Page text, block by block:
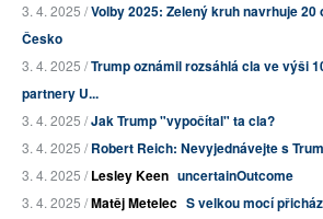
3. 4. 2025 /Volby 2025: Zelený kruh navrhuje
Česko
3. 4. 2025 /Trump oznámil rozsáhlá cla ve výši
partnery U...
3. 4. 2025 /Jak Trump "vypočítal" ta cla?
3. 4. 2025 /Robert Reich: Nevyjednávejte s
3. 4. 2025 /Lesley Keen uncertainOutcome
3. 4. 2025 /Matěj Metelec S velkou mocí